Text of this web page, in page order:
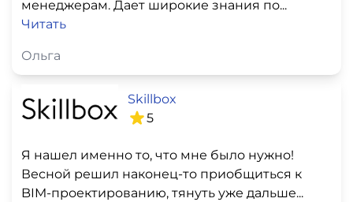
менеджерам. Дает широкие знания по...
Читать
Ольга
Skillbox
5
Я нашел именно то, что мне было нужно!
Весной решил наконец-то приобщиться к
BIM-проектированию, тянуть уже дальше...